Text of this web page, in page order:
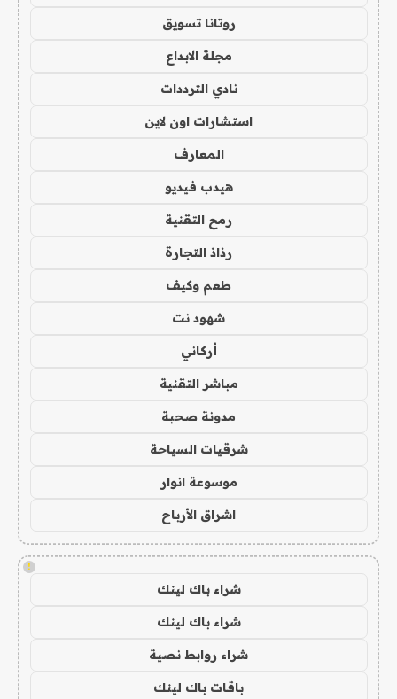
روتانا تسويق
مجلة الابداع
نادي الترددات
استشارات اون لاين
المعارف
هيدب فيديو
رمح التقنية
رذاذ التجارة
طعم وكيف
شهود نت
أركاني
مباشر التقنية
مدونة صحبة
شرقيات السياحة
موسوعة انوار
اشراق الأرباح
!
شراء باك لينك
شراء باك لينك
شراء روابط نصية
باقات باك لينك